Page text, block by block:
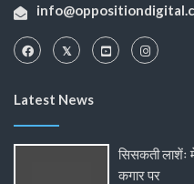
Latest News
सिसकती लाशेंः
कगार पर